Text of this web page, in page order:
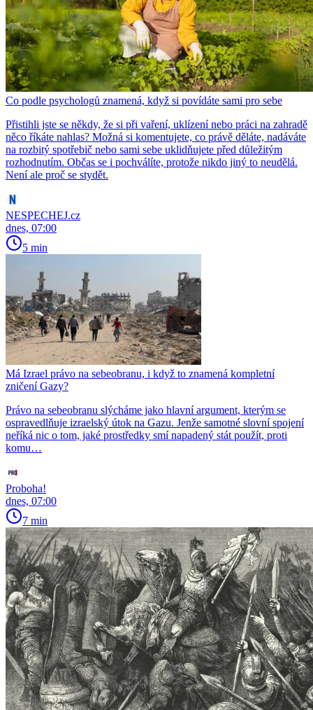
Co podle psychologů znamená, když si povídáte sami pro sebe
Přistihli jste se někdy, že si při vaření, uklízení nebo práci na zahradě
něco říkáte nahlas? Možná si komentujete, co právě děláte, nadáváte
na rozbitý spotřebič nebo sami sebe uklidňujete před důležitým
rozhodnutím. Občas se i pochválíte, protože nikdo jiný to neudělá.
Není ale proč se stydět.
NESPECHEJ.cz
dnes, 07:00
5 min
Má Izrael právo na sebeobranu, i když to znamená kompletní
zničení Gazy?
Právo na sebeobranu slýcháme jako hlavní argument, kterým se
ospravedlňuje izraelský útok na Gazu. Jenže samotné slovní spojení
neříká nic o tom, jaké prostředky smí napadený stát použít, proti
komu…
Proboha!
dnes, 07:00
7 min